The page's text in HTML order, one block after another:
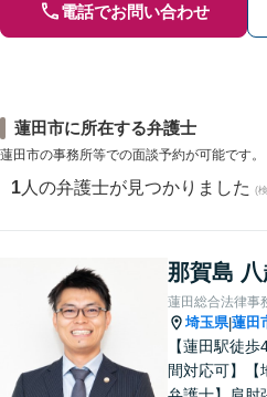
電話でお問い合わせ
蓮田市に所在する弁護士
蓮田市の事務所等での面談予約が可能です。
1 人の弁護士が見つかりました (
那賀島 八
蓮田総合法律事
埼玉県|蓮田
【蓮田駅徒
間対応可】【